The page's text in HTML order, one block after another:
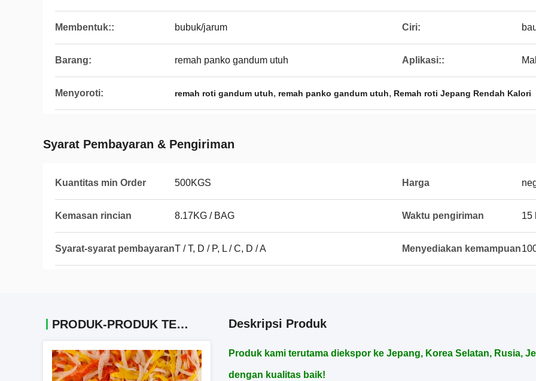
Membentuk:: bubuk/jarum Ciri:
Barang: remah panko gandum utuh Aplikasi::
Menyoroti: remah roti gandum utuh, remah panko gandum utuh, Remah roti Jepang Rendah Kalori
Syarat Pembayaran & Pengiriman
Kuantitas min Order 500KGS Harga
Kemasan rincian 8.17KG / BAG Waktu pengiriman 15
Syarat-syarat pembayaranT / T, D / P, L / C, D / A Menyediakan kemampuan
PRODUK-PRODUK TERKAIT Deskripsi Produk
Produk kami terutama diekspor ke Jepang, Korea Selatan, Rusia,
dengan kualitas baik!